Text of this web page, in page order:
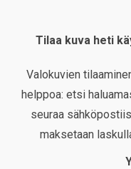
Tilaa kuva heti
Valokuvien
helppoa: etsi
seuraa
maksetaan